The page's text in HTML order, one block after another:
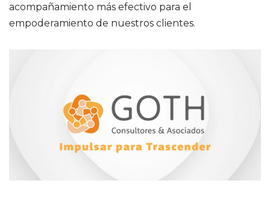
acompañamiento más efectivo para el
empoderamiento de nuestros clientes.